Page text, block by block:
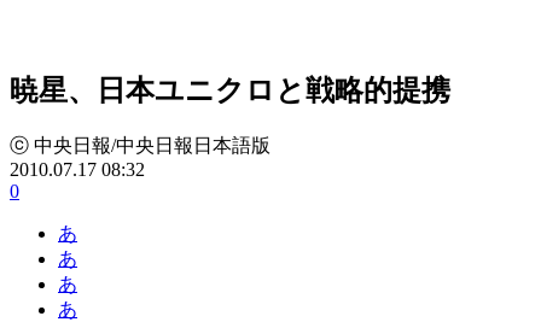
暁星、日本ユニクロと戦略的提携
ⓒ 中央日報/中央日報日本語版
2010.07.17 08:32
0
あ
あ
あ
あ